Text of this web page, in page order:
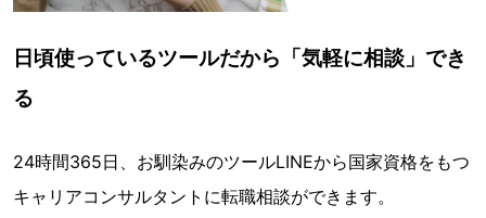
日頃使っているツールだから「気軽に相談」でき
る
24時間365日、お馴染みのツールLINEから国家資格をもつ
キャリアコンサルタントに転職相談ができます。